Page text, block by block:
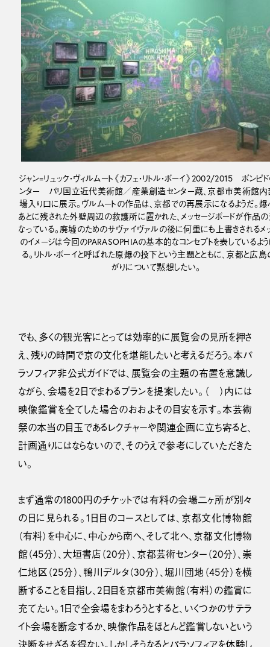
ジャン=リュック・ヴィルムート《カフェ・リトル・ボーイ》2002/2015 ポンピド
ンター パリ国立近代美術館／産業創造センター蔵、京都市美術館
場入り口に展示。ヴルムートの作品は、京都での再展示になるようだ。
あとに残された外壁周辺の救護所に置かれた、メッセージボードが作品
なっている。廃墟のためのサヴァイヴァルの後に何重にも上書きされるメ
のイメージは今回のPARASOPHIAの基本的なコンセプトを表しているよ
る。リトル・ボーイと呼ばれた原爆の投下という主題とともに、京都と広
がりについて黙想したい。
でも、多くの観光客にとっては効率的に展覧会の見所を押さ
え、残りの時間で京の文化を堪能したいと考えるだろう。本パ
ラソフィア非公式ガイドでは、展覧会の主題の布置を意識し
ながら、会場を2日でまわるプランを提案したい。（ ）内には
映像鑑賞を全てした場合のおおよその目安を示す。本芸術
祭の本当の目玉であるレクチャーや関連企画に立ち寄ると、
計画通りにはならないので、そのうえで参考にしていただきた
い。
まず通常の1800円のチケットでは有料の会場二ヶ所が別々
の日に見られる。1日目のコースとしては、京都文化博物館
（有料）を中心に、中心から南へ、そして北へ、京都文化博物
館（45分）、大垣書店（20分）、京都芸術センター（20分）、崇
仁地区（25分）、鴨川デルタ（30分）、堀川団地（45分）を横
断することを目指し、2日目を京都市美術館（有料）の鑑賞に
充てたい。1日で全会場をまわろうとすると、いくつかのサテラ
イト会場を断念するか、映像作品をほとんど鑑賞しないという
決断をせざるを得ない。しかしそうなるとパラソフィアを体験し